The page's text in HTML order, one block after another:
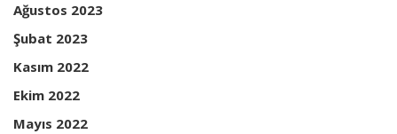
Ağustos 2023
Şubat 2023
Kasım 2022
Ekim 2022
Mayıs 2022